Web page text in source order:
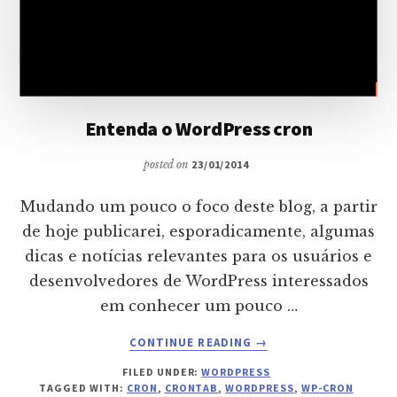
Entenda o WordPress cron
posted on 23/01/2014
Mudando um pouco o foco deste blog, a partir
de hoje publicarei, esporadicamente, algumas
dicas e notícias relevantes para os usuários e
desenvolvedores de WordPress interessados
em conhecer um pouco …
CONTINUE READING
ABOUT
O
→
FILED UNDER:WORDPRESS
TAGGED WITH: CRON, CRONTAB,WORDPRESS, WP-CRON